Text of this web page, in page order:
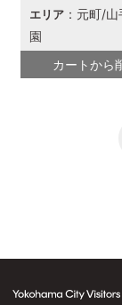
エリア ：元町/
園
カートから